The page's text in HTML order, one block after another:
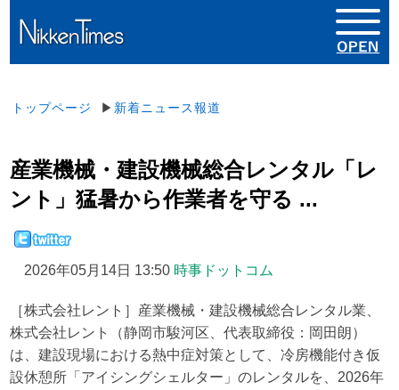
トップページ ▶ 新着ニュース報道
産業機械・建設機械総合レンタル「レ
ント」猛暑から作業者を守る ...
2026年05月14日 13:50 時事ドットコム
［株式会社レント］産業機械・建設機械総合レンタル業、
株式会社レント（静岡市駿河区、代表取締役：岡田朗）
は、建設現場における熱中症対策として、冷房機能付き仮
設休憩所「アイシングシェルター」のレンタルを、2026年